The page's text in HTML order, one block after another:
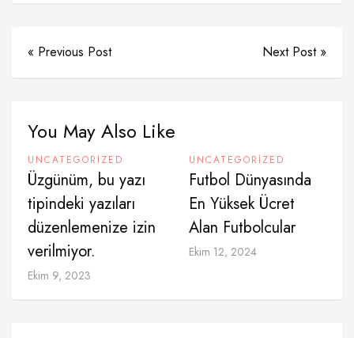
« Previous Post Next Post »
You May Also Like
UNCATEGORIZED
Üzgünüm, bu yazı
tipindeki yazıları
düzenlemenize izin
verilmiyor.
Ekim 9, 2023
UNCATEGORIZED
Futbol Dünyasında
En Yüksek Ücret
Alan Futbolcular
Ekim 12, 2024